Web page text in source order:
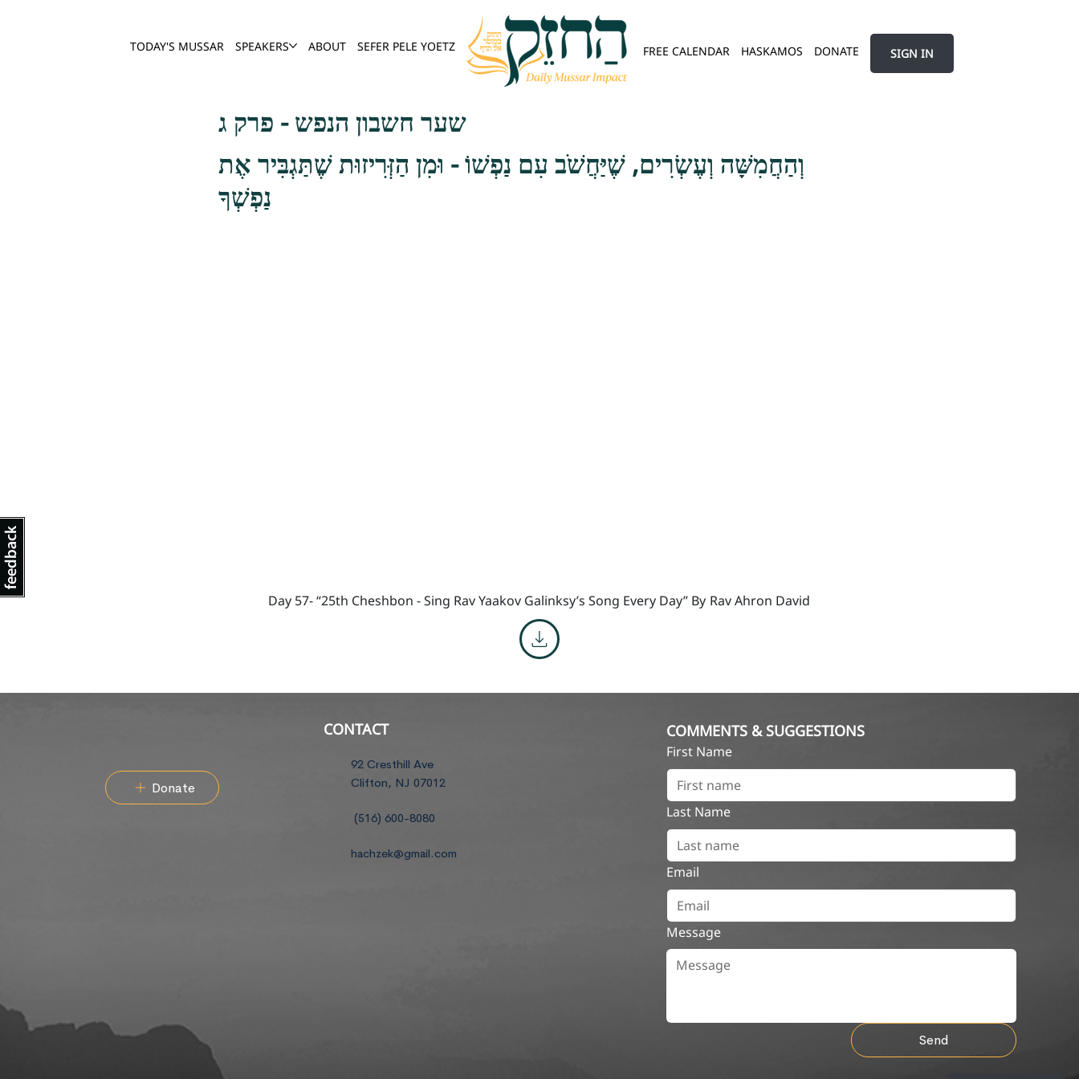
TODAY'S MUSSAR SPEAKERS ABOUT SEFER PELE YOETZ FREE CALENDAR HASKAMOS DONATE SIGN IN
שער חשבון הנפש - פרק ג
וְהַחֲמִשָּׁה וְעֶשְׂרִים, שֶׁיַּחֲשֹׁב עִם נַפְשׁוֹ - וּמִן הַזְּרִיזוּת שֶׁתַּגְבִּיר אֶת
נַפְשְׁךָ
Day 57- “25th Cheshbon - Sing Rav Yaakov Galinksy’s Song Every Day” By Rav Ahron David
Donate
CONTACT
92 Cresthill Ave
Clifton, NJ 07012
(516) 600-8080
hachzek@gmail.com
COMMENTS & SUGGESTIONS
First Name
Last Name
Email
Message
Send